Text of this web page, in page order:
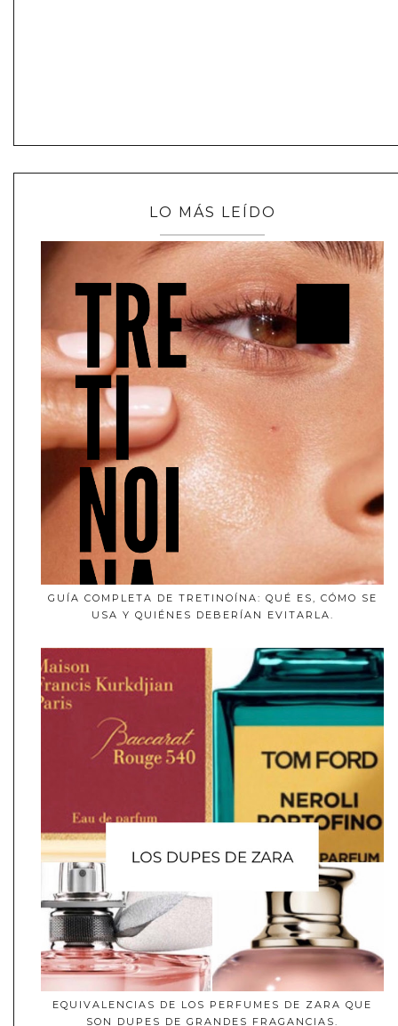
LO MÁS LEÍDO
GUÍA COMPLETA DE TRETINOÍNA: QUÉ ES, CÓMO SE
USA Y QUIÉNES DEBERÍAN EVITARLA.
EQUIVALENCIAS DE LOS PERFUMES DE ZARA QUE
SON DUPES DE GRANDES FRAGANCIAS.